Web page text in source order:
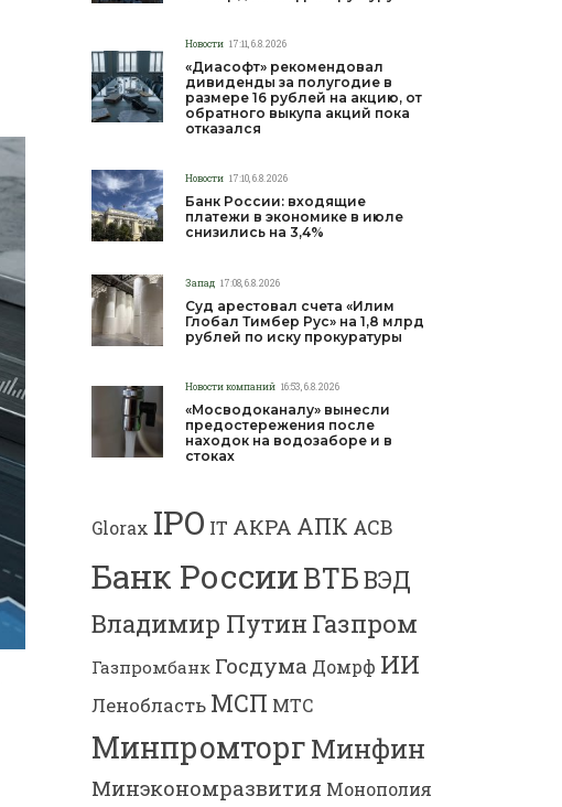
Новости 17:11, 6.8.2026
«Диасофт» рекомендовал
дивиденды за полугодие в
размере 16 рублей на акцию, от
обратного выкупа акций пока
отказался
Новости 17:10, 6.8.2026
Банк России: входящие
платежи в экономике в июле
снизились на 3,4%
Запад 17:08, 6.8.2026
Суд арестовал счета «Илим
Глобал Тимбер Рус» на 1,8 млрд
рублей по иску прокуратуры
Новости компаний 16:53, 6.8.2026
«Мосводоканалу» вынесли
предостережения после
находок на водозаборе и в
стоках
Glorax IPO IT АКРА АПК АСВ
Банк РоссииВТБВЭД
Владимир Путин Газпром
Газпромбанк Госдума Домрф ИИ
Ленобласть МСП МТС
МинпромторгМинфин
Минэкономразвития Монополия